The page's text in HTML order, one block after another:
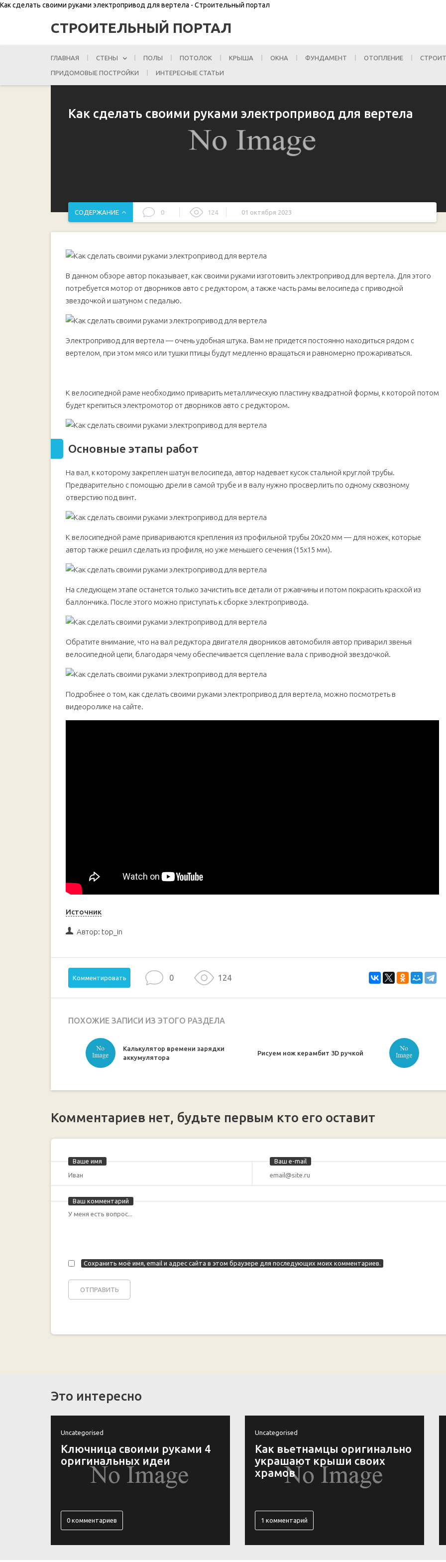
Как сделать своими руками электропривод для вертела - Строительный портал
СТРОИТЕЛЬНЫЙ ПОРТАЛ
ГЛАВНАЯ СТЕНЫ ПОЛЫ ПОТОЛОК КРЫША ОКНА ФУНДАМЕНТ ОТОПЛЕНИЕ
ПРИДОМОВЫЕ ПОСТРОЙКИ ИНТЕРЕСНЫЕ СТАТЬИ
Как сделать своими руками электропривод для вертела
СОДЕРЖАНИЕ 0 124 01 октября 2023
В данном обзоре автор показывает, как своими руками изготовить электропривод для вертела. Для этого
потребуется мотор от дворников авто с редуктором, а также часть рамы велосипеда с приводной
звездочкой и шатуном с педалью.
Электропривод для вертела — очень удобная штука. Вам не придется постоянно находиться рядом с
вертелом, при этом мясо или тушки птицы будут медленно вращаться и равномерно прожариваться.
К велосипедной раме необходимо приварить металлическую пластину квадратной формы, к которой потом
будет крепиться электромотор от дворников авто с редуктором.
Основные этапы работ
На вал, к которому закреплен шатун велосипеда, автор надевает кусок стальной круглой трубы.
Предварительно с помощью дрели в самой трубе и в валу нужно просверлить по одному сквозному
отверстию под винт.
К велосипедной раме привариваются крепления из профильной трубы 20х20 мм — для ножек, которые
автор также решил сделать из профиля, но уже меньшего сечения (15х15 мм).
На следующем этапе останется только зачистить все детали от ржавчины и потом покрасить краской из
баллончика. После этого можно приступать к сборке электропривода.
Обратите внимание, что на вал редуктора двигателя дворников автомобиля автор приварил звенья
велосипедной цепи, благодаря чему обеспечивается сцепление вала с приводной звездочкой.
Подробнее о том, как сделать своими руками электропривод для вертела, можно посмотреть в
видеоролике на сайте.
Источник
Автор: top_in
Комментировать 0 124
ПОХОЖИЕ ЗАПИСИ ИЗ ЭТОГО РАЗДЕЛА
Калькулятор времени зарядки
аккумулятора
Рисуем нож керамбит 3D ручкой
Комментариев нет, будьте первым кто его оставит
Ваше имя Ваш e-mail
Ваш комментарий
Сохранить моё имя, email и адрес сайта в этом браузере для последующих моих комментариев.
Это интересно
Uncategorised
Как вьетнамцы оригинально
украшают крыши своих
храмов
1 комментарий
Uncategorised
14 вариантов изготовления
складного стула
0 комментариев